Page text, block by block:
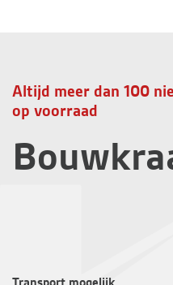
Altijd meer dan 100
op voorraad